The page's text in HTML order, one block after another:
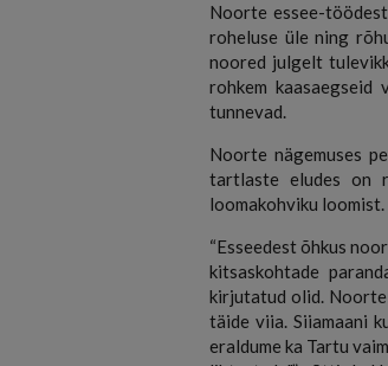
Noorte essee-
roheluse üle ning
noored julgelt
rohkem
tunnevad.
Noorte nägemuses
tartlaste eludes on
loomakohviku loomist.
“Esseedest õhkus
kitsaskohtade
kirjutatud olid.
täide viia. Siiamaani
eraldume ka Tartu